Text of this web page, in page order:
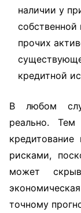
наличии у
прочих
кредитной
В любом
реально.
кредитование
рисками,
может
точному